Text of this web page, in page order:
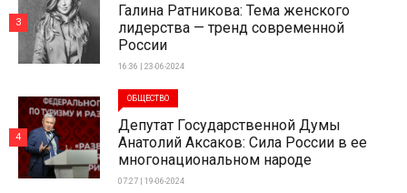
Галина Ратникова: Тема женского
лидерства — тренд современной
России
16:36 | 23-06-2024
3
ОБЩЕСТВО
Депутат Государственной Думы
Анатолий Аксаков: Сила России в ее
многонациональном народе
07:27 | 19-06-2024
4